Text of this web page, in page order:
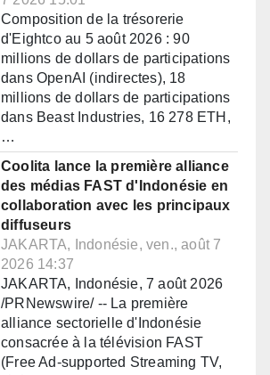
Composition de la trésorerie
d'Eightco au 5 août 2026 : 90
millions de dollars de participations
dans OpenAI (indirectes), 18
millions de dollars de participations
dans Beast Industries, 16 278 ETH,
…
Coolita lance la première alliance
des médias FAST d'Indonésie en
collaboration avec les principaux
diffuseurs
JAKARTA, Indonésie, ven., août 7
2026 14:37
JAKARTA, Indonésie, 7 août 2026
/PRNewswire/ -- La première
alliance sectorielle d'Indonésie
consacrée à la télévision FAST
(Free Ad-supported Streaming TV,